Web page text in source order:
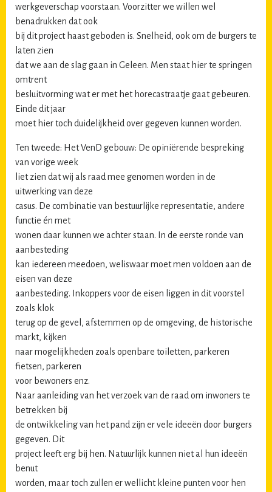
werkgeverschap voorstaan. Voorzitter we willen wel
benadrukken dat ook
bij dit project haast geboden is. Snelheid, ook om de burgers te
laten zien
dat we aan de slag gaan in Geleen. Men staat hier te springen
omtrent
besluitvorming wat er met het horecastraatje gaat gebeuren.
Einde dit jaar
moet hier toch duidelijkheid over gegeven kunnen worden.
Ten tweede: Het VenD gebouw: De opiniërende bespreking
van vorige week
liet zien dat wij als raad mee genomen worden in de
uitwerking van deze
casus. De combinatie van bestuurlijke representatie, andere
functie én met
wonen daar kunnen we achter staan. In de eerste ronde van
aanbesteding
kan iedereen meedoen, weliswaar moet men voldoen aan de
eisen van deze
aanbesteding. Inkoppers voor de eisen liggen in dit voorstel
zoals klok
terug op de gevel, afstemmen op de omgeving, de historische
markt, kijken
naar mogelijkheden zoals openbare toiletten, parkeren
fietsen, parkeren
voor bewoners enz.
Naar aanleiding van het verzoek van de raad om inwoners te
betrekken bij
de ontwikkeling van het pand zijn er vele ideeën door burgers
gegeven. Dit
project leeft erg bij hen. Natuurlijk kunnen niet al hun ideeën
benut
worden, maar toch zullen er wellicht kleine punten voor hen